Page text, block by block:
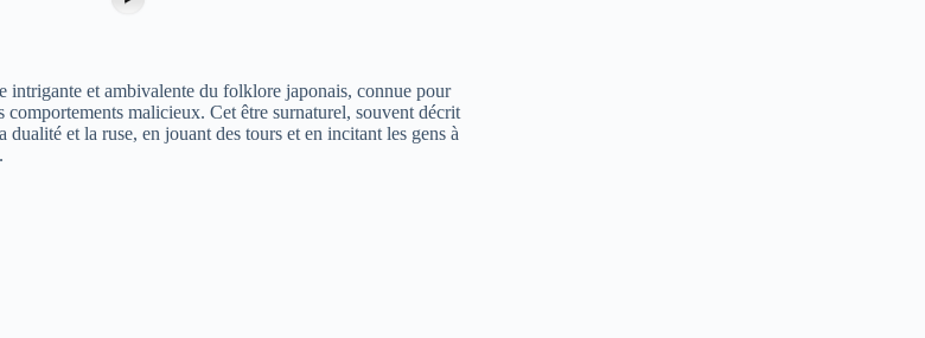
intrigante et ambivalente du folklore japonais, connue pour
comportements malicieux. Cet être surnaturel, souvent décrit
et la ruse, en jouant des tours et en incitant les gens à